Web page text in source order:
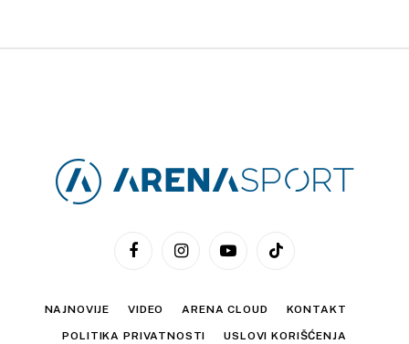
FacebookInstagramYouTubeTikTok
NAJNOVIJE VIDEO ARENA CLOUD KONTAKT
POLITIKA PRIVATNOSTI USLOVI KORIŠĆENJA